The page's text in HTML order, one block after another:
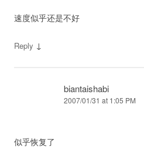
速度似乎还是不好
Reply ↓
biantaishabi
2007/01/31 at 1:05 PM
似乎恢复了